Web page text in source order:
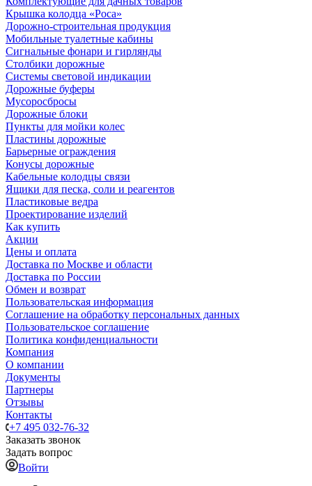
Крышка колодца «Роса»
Дорожно-строительная продукция
Мобильные туалетные кабины
Сигнальные фонари и гирлянды
Столбики дорожные
Системы световой индикации
Дорожные буферы
Мусоросбросы
Дорожные блоки
Пункты для мойки колес
Пластины дорожные
Барьерные ограждения
Конусы дорожные
Кабельные колодцы связи
Ящики для песка, соли и реагентов
Пластиковые ведра
Проектирование изделий
Как купить
Акции
Цены и оплата
Доставка по Москве и области
Доставка по России
Обмен и возврат
Пользовательская информация
Соглашение на обработку персональных данных
Пользовательское соглашение
Политика конфиденциальности
Компания
О компании
Документы
Партнеры
Отзывы
Контакты
+7 495 032-76-32
Заказать звонок
Задать вопрос
Войти